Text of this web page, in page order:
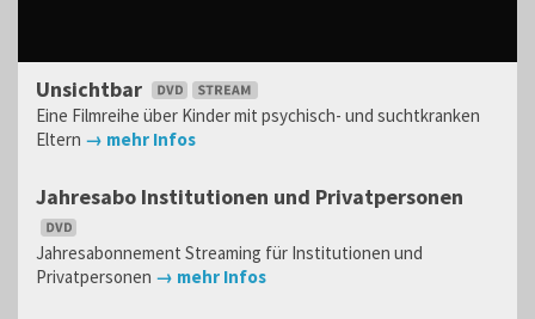
Unsichtbar
Eine Filmreihe über Kinder mit psychisch- und suchtkranken
Eltern → mehr Infos
Jahresabo Institutionen und Privatpersonen
Jahresabonnement Streaming für Institutionen und
Privatpersonen → mehr Infos